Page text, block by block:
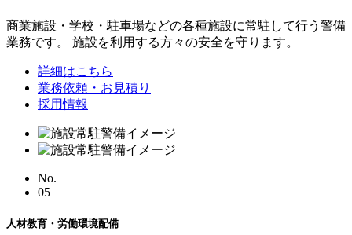
商業施設・学校・駐車場などの各種施設に常駐して行う警備
業務です。 施設を利用する方々の安全を守ります。
詳細はこちら
業務依頼・お見積り
採用情報
No.
05
人材教育・労働環境配備